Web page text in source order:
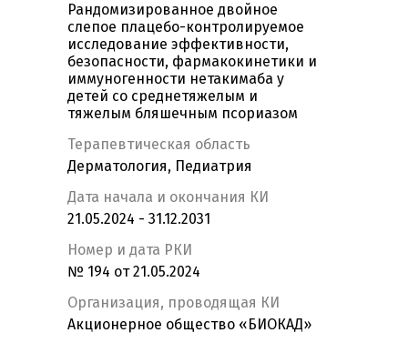
Рандомизированное двойное
слепое плацебо-контролируемое
исследование эффективности,
безопасности, фармакокинетики и
иммуногенности нетакимаба у
детей со среднетяжелым и
тяжелым бляшечным псориазом
Терапевтическая область
Дерматология, Педиатрия
Дата начала и окончания КИ
21.05.2024 - 31.12.2031
Номер и дата РКИ
№ 194 от 21.05.2024
Организация, проводящая КИ
Акционерное общество «БИОКАД»